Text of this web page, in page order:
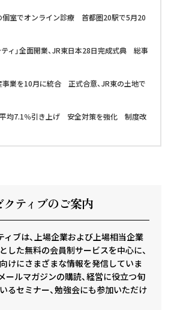
個室でオンライン診療 首都圏20駅で5月20
ティ」全面開業、JR東日本28日完成式典 総事
事業を10月に統合 正式合意、JR東の土地で
均7.1％引き上げ 安全対策を強化 制度改
ティ ブのご案内
ィブは、上場企業および上場相当企業
した無料の会員制サービスを中心に、
けにさまざまな情報を発信していま
ールマガジンの購読、経営に役立つ旬
るセミナー、勉強会にも参加いただけ